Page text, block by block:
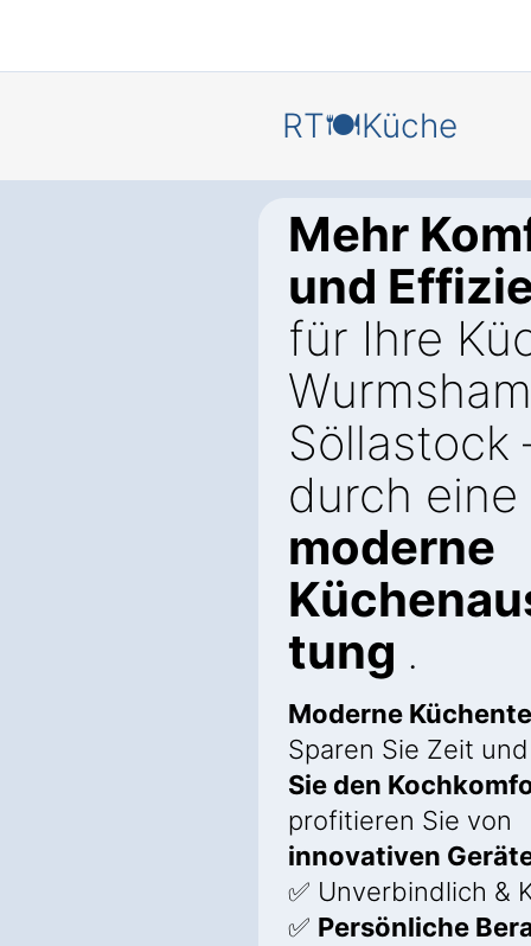
RT🍽️Küche
Mehr
und
für Ihre
Wurmsham
Söllastock
durch eine
moderne
tung .
Moderne
Sparen Sie Zeit
Sie den
profitieren Sie von
innovativen
✅ Unverbindlich &
✅ Persönliche